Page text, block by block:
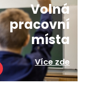
Volná
pracovní
místa
Více zde